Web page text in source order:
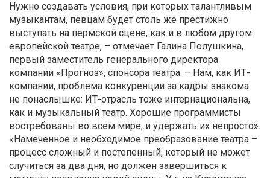
Нужно создавать условия, при которых талантливым
музыкантам, певцам будет столь же престижно
выступать на пермской сцене, как и в любом другом
европейской театре, – отмечает Галина Полушкина,
первый заместитель генерального директора
компании «Прогноз», спонсора театра. – Нам, как ИТ-
компании, проблема конкуренции за кадры знакома
не понаслышке: ИТ-отрасль тоже интернациональна,
как и музыкальный театр. Хорошие программисты
востребованы во всем мире, и удержать их непросто».
«Намеченное и необходимое преобразование театра –
процесс сложный и постепенный, который не может
случиться за два дня, но должен завершиться к